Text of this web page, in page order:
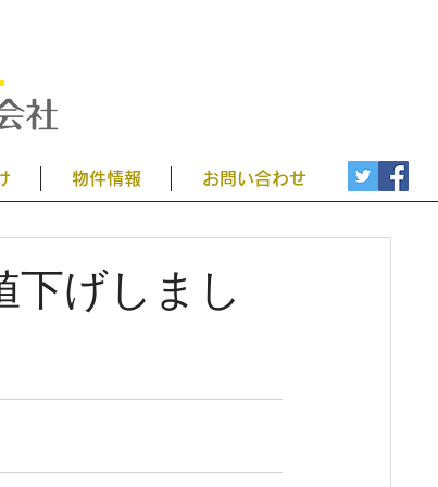
物件情報 お問い合わせ
げしまし